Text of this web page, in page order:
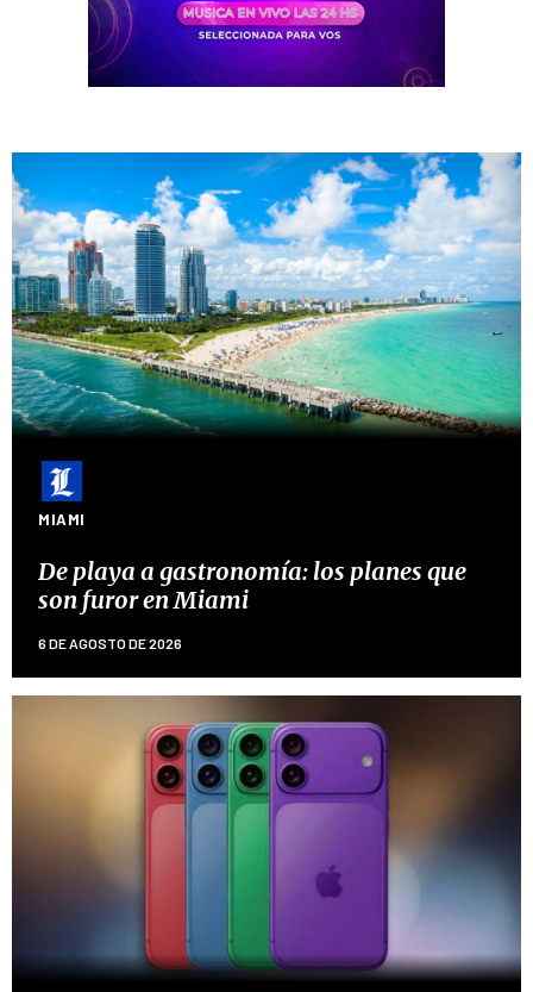
MIAMI
De playa a gastronomía: los planes que
son furor en Miami
6 DE AGOSTO DE 2026